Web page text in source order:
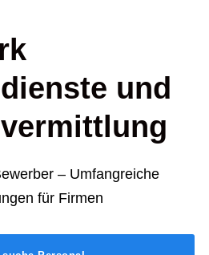
und
– Umfangreiche
für Firmen